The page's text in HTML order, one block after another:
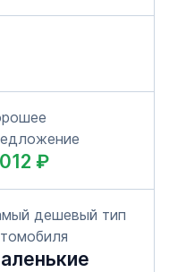
₽
дешевый тип